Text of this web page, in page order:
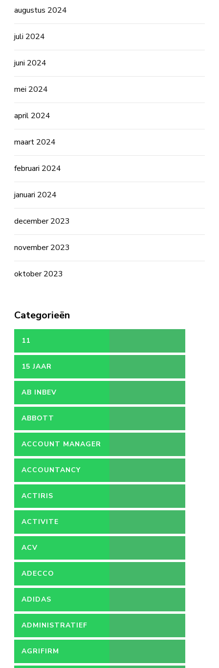
augustus 2024
juli 2024
juni 2024
mei 2024
april 2024
maart 2024
februari 2024
januari 2024
december 2023
november 2023
oktober 2023
Categorieën
11
15 JAAR
AB INBEV
ABBOTT
ACCOUNT MANAGER
ACCOUNTANCY
ACTIRIS
ACTIVITE
ACV
ADECCO
ADIDAS
ADMINISTRATIEF
MEDEWERKER
AGRIFIRM